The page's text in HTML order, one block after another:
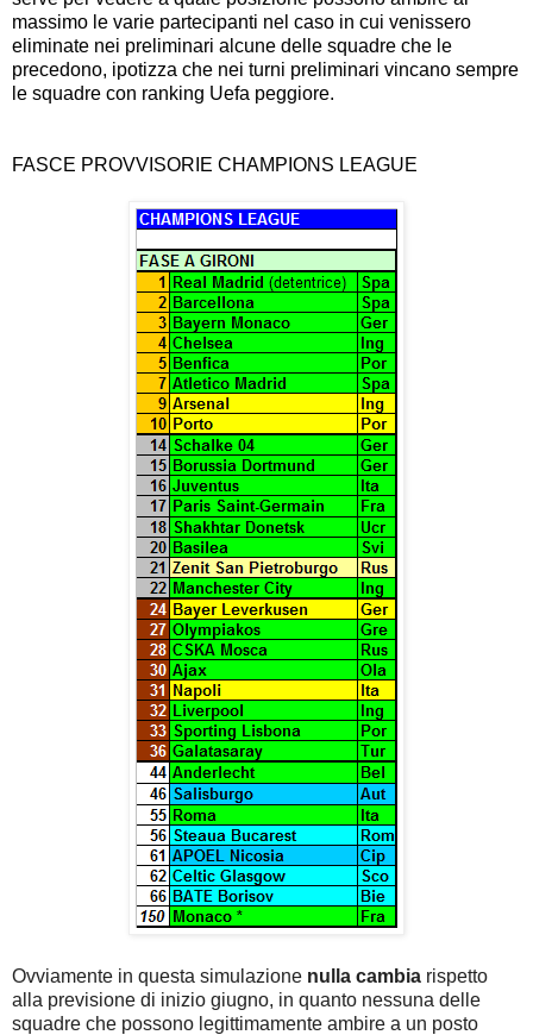
massimo le varie partecipanti nel caso in cui venissero
eliminate nei preliminari alcune delle squadre che le
precedono, ipotizza che nei turni preliminari vincano sempre
le squadre con ranking Uefa peggiore.
FASCE PROVVISORIE CHAMPIONS LEAGUE
Ovviamente in questa simulazione nulla cambia rispetto
alla previsione di inizio giugno, in quanto nessuna delle
squadre che possono legittimamente ambire a un posto